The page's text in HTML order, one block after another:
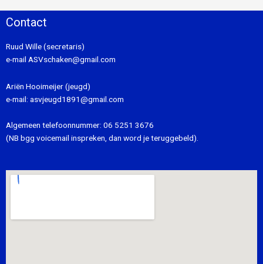
Contact
Ruud Wille (secretaris)
e-mail ASVschaken@gmail.com
Ariën Hooimeijer (jeugd)
e-mail: asvjeugd1891@gmail.com
Algemeen telefoonnummer: 06 5251 3676
(NB bgg voicemail inspreken, dan word je teruggebeld).